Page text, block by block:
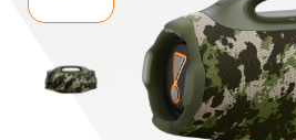
請選擇商品分類